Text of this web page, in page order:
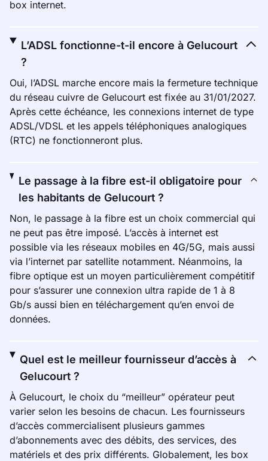
box internet.
L’ADSL fonctionne-t-il encore à Gelucourt
?
Oui, l’ADSL marche encore mais la fermeture technique
du réseau cuivre de Gelucourt est fixée au 31/01/2027.
Après cette échéance, les connexions internet de type
ADSL/VDSL et les appels téléphoniques analogiques
(RTC) ne fonctionneront plus.
Le passage à la fibre est-il obligatoire pour
les habitants de Gelucourt ?
Non, le passage à la fibre est un choix commercial qui
ne peut pas être imposé. L’accès à internet est
possible via les réseaux mobiles en 4G/5G, mais aussi
via l’internet par satellite notamment. Néanmoins, la
fibre optique est un moyen particulièrement compétitif
pour s’assurer une connexion ultra rapide de 1 à 8
Gb/s aussi bien en téléchargement qu’en envoi de
données.
Quel est le meilleur fournisseur d’accès à
Gelucourt ?
À Gelucourt, le choix du “meilleur” opérateur peut
varier selon les besoins de chacun. Les fournisseurs
d’accès commercialisent plusieurs gammes
d’abonnements avec des débits, des services, des
matériels et des prix différents. Globalement, les box